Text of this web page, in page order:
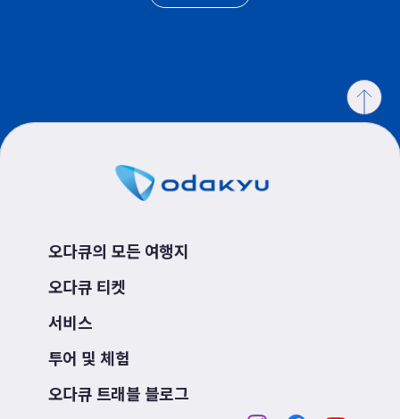
오다큐의 모든 여행지
오다큐 티켓
서비스
투어 및 체험
오다큐 트래블 블로그